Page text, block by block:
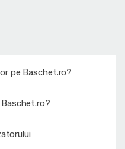
pe Baschet.ro?